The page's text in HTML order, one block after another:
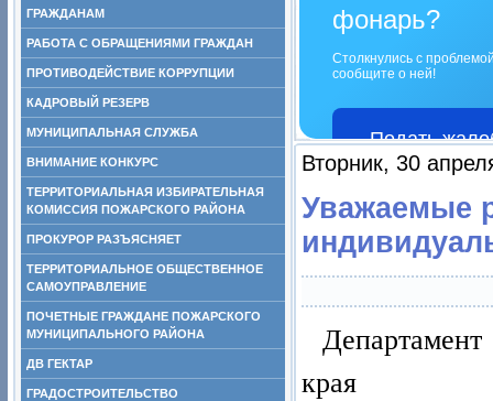
ГРАЖДАНАМ
РАБОТА С ОБРАЩЕНИЯМИ ГРАЖДАН
ПРОТИВОДЕЙСТВИЕ КОРРУПЦИИ
КАДРОВЫЙ РЕЗЕРВ
МУНИЦИПАЛЬНАЯ СЛУЖБА
ВНИМАНИЕ КОНКУРС
ТЕРРИТОРИАЛЬНАЯ ИЗБИРАТЕЛЬНАЯ
КОМИССИЯ ПОЖАРСКОГО РАЙОНА
ПРОКУРОР РАЗЪЯСНЯЕТ
ТЕРРИТОРИАЛЬНОЕ ОБЩЕСТВЕННОЕ
САМОУПРАВЛЕНИЕ
ПОЧЕТНЫЕ ГРАЖДАНЕ ПОЖАРСКОГО
МУНИЦИПАЛЬНОГО РАЙОНА
ДВ ГЕКТАР
ГРАДОСТРОИТЕЛЬСТВО
фонарь?
Столкнулись с
сообщите о ней!
Подать
Вторник, 30
Уважаемые
края